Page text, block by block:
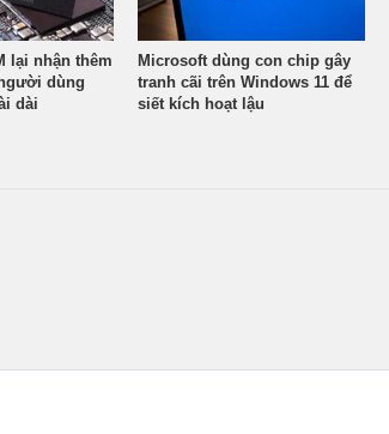
lại nhận thêm
dùng
dài
Microsoft dùng con chip gây
tranh cãi trên Windows 11 để
siết kích hoạt lậu